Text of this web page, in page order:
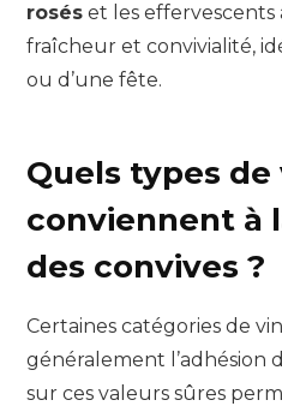
rosés et les
fraîcheur et convivialité,
ou d’une fête.
Quels types de
conviennent à
des convives ?
Certaines catégories de
généralement l’adhésion
sur ces valeurs sûres